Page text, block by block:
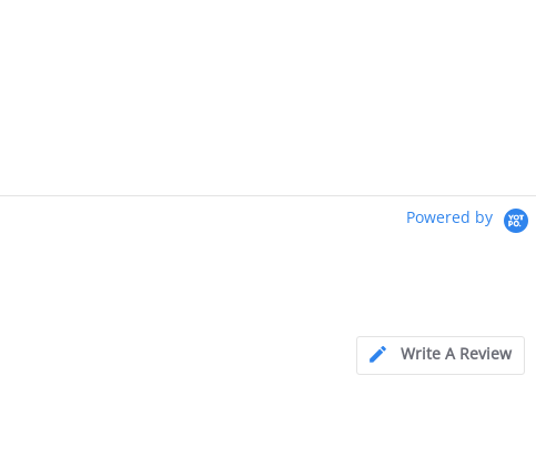
Powered by
Write A Review